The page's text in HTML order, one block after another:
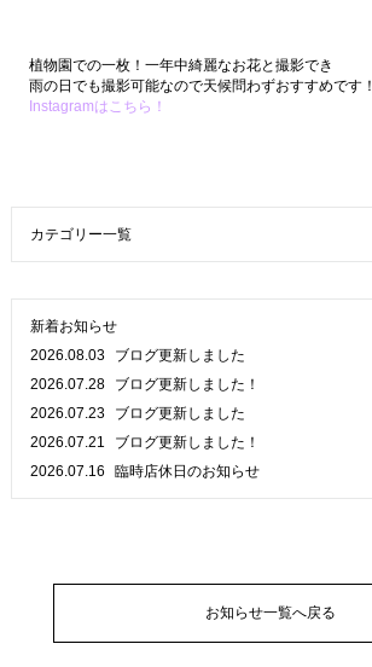
植物園での一枚！一年中綺麗なお花と撮影でき
雨の日でも撮影可能なので天候問わずおすすめです！
Instagramはこちら！
カテゴリー一覧
新着お知らせ
2026.08.03
ブログ更新しました
2026.07.28
ブログ更新しました！
2026.07.23
ブログ更新しました
2026.07.21
ブログ更新しました！
2026.07.16
臨時店休日のお知らせ
お知らせ一覧へ戻る